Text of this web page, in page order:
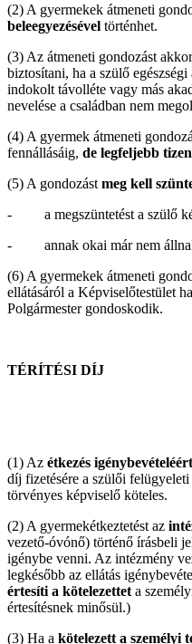
(2) A gyermekek átmeneti
beleegyezésével történhet.
(3) Az átmeneti gondozást
biztosítani, ha a szülő
indokolt távolléte vagy más
nevelése a családban nem
(4) A gyermek átmeneti
fennállásáig, de legfeljebb
(5) A gondozást meg kell
- a megszüntetést a szülő
- annak okai már nem
(6) A gyermekek átmeneti
ellátásáról a Képviselőtestület
Polgármester gondoskodik.
TÉRÍTÉSI DÍJ
(1) Az étkezés
díj fizetésére a szülői
törvényes képviselő köteles.
(2) A gyermekétkeztetést az
vezető-óvónő) történő írásbeli
igénybe venni. Az intézmény
legkésőbb az ellátás
értesíti a kötelezettet a
értesítésnek minősül.)
(3) Ha a kötelezett a személyi